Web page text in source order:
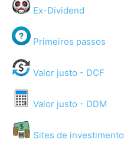
Ex-Dividend
Primeiros passos
Valor justo - DCF
Valor justo - DDM
Sites de investimento